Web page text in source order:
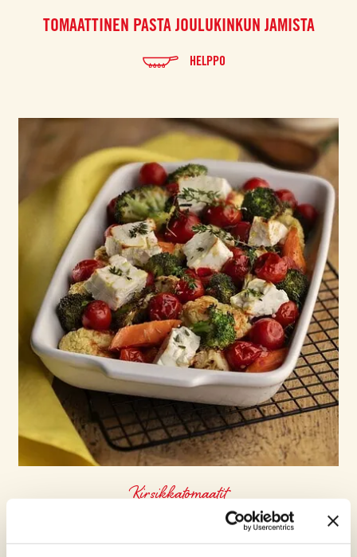
TOMAATTINEN PASTA JOULUKINKUN JAMISTA
HELPPO
Kirsikkatomaatit
UUNISSA PAAHDETUT KASVIKSET FETAJUUSTON
KERA